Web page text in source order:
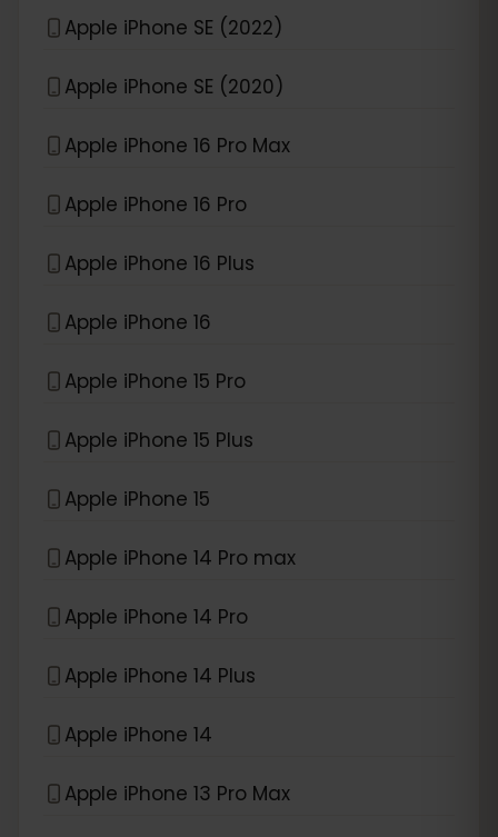
Apple iPhone SE (2022)
Apple iPhone SE (2020)
Apple iPhone 16 Pro Max
Apple iPhone 16 Pro
Apple iPhone 16 Plus
Apple iPhone 16
Apple iPhone 15 Pro
Apple iPhone 15 Plus
Apple iPhone 15
Apple iPhone 14 Pro max
Apple iPhone 14 Pro
Apple iPhone 14 Plus
Apple iPhone 14
Apple iPhone 13 Pro Max